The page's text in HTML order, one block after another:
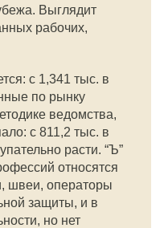
Выглядит
рабочих,
с 1,341 тыс. в
по рынку
ведомства,
с 811,2 тыс. в
расти. “Ъ”
относятся
швеи, операторы
защиты, и в
но нет